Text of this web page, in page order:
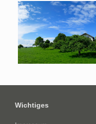
Wichtiges